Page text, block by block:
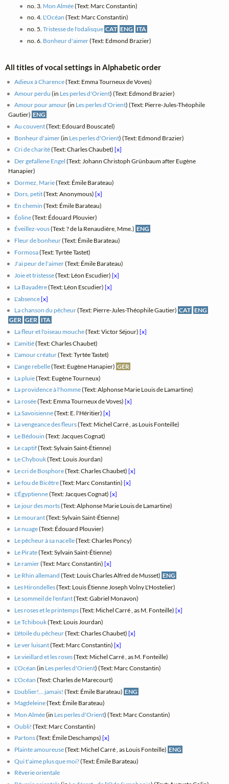
no. 3. Mon Almée(Text: Marc Constantin)
no. 4. L'Océan (Text: Marc Constantin)
no. 5. Tristesse de l'odalisque CAT ENG ITA
no. 6. Bonheur d'aimer(Text: Edmond Brazier)
All titles of vocal settings in Alphabetic order
Adieux à Charence(Text: Emma Tourneux de Voves)
Amour perdu (in Les perles d'Orient) (Text: Edmond Brazier)
Amour pour amour(in Les perles d'Orient) (Text: Pierre-Jules-Théophile
Gautier) ENG
Au couvent(Text: Edouard Bouscatel)
Bonheur d'aimer(in Les perles d'Orient) (Text: Edmond Brazier)
Cri de charité(Text: Charles Chaubet)[x]
Der gefallene Engel (Text: Johann Christoph Grünbaum after Eugène
Hanapier)
Dormez, Marie(Text: Émile Barateau)
Dors, petit(Text: Anonymous)[x]
En chemin (Text: Émile Barateau)
Éoline(Text: Édouard Plouvier)
Éveillez-vous(Text: ? de la Renaudière, Mme.) ENG
Fleur de bonheur(Text: Émile Barateau)
Formosa(Text: Tyrtée Tastet)
J'ai peur de l'aimer(Text: Émile Barateau)
Joie et tristesse(Text: Léon Escudier)[x]
La Bayadère(Text: Léon Escudier)[x]
L'absence[x]
La chanson du pêcheur(Text: Pierre-Jules-Théophile Gautier) CAT ENG
GER GER ITA
La fleur et l'oiseau mouche(Text: Victor Séjour)[x]
L'amitié(Text: Charles Chaubet)
L'amour créatur(Text: Tyrtée Tastet)
L'ange rebelle(Text: Eugène Hanapier) GER
La pluie(Text: Eugène Tourneux)
La providence à l'homme(Text: Alphonse Marie Louis de Lamartine)
La rosée(Text: Emma Tourneux de Voves)[x]
La Savoisienne(Text: E. l'Héritier)[x]
La vengeance des fleurs(Text: Michel Carré , as Louis Fonteille)
Le Bédouin (Text: Jacques Cognat)
Le captif(Text: Sylvain Saint-Étienne)
Le Chybouk(Text: Louis Jourdan)
Le cri de Bosphore(Text: Charles Chaubet)[x]
Le fou de Bicêtre(Text: Marc Constantin)[x]
L'Égyptienne(Text: Jacques Cognat)[x]
Le jour des morts(Text: Alphonse Marie Louis de Lamartine)
Le mourant(Text: Sylvain Saint-Étienne)
Le nuage(Text: Édouard Plouvier)
Le pêcheur à sa nacelle(Text: Charles Poncy)
Le Pirate(Text: Sylvain Saint-Étienne)
Le ramier(Text: Marc Constantin)[x]
Le Rhin allemand (Text: Louis Charles Alfred de Musset) ENG
Les Hirondelles(Text: Louis Étienne Joseph Volny L'Hostelier)
Le sommeil de l'enfant(Text: Gabriel Monavon)
Les roses et le printemps(Text: Michel Carré , as M. Fonteille)[x]
Le Tchibouk(Text: Louis Jourdan)
L'étoile du pêcheur(Text: Charles Chaubet)[x]
Le ver luisant(Text: Marc Constantin)[x]
Le vieillard et les roses(Text: Michel Carré , as M. Fonteille)
L'Océan (in Les perles d'Orient) (Text: Marc Constantin)
L'Océan (Text: Charles de Marecourt)
L'oublier!... jamais! (Text: Émile Barateau) ENG
Magdeleine(Text: Émile Barateau)
Mon Almée(in Les perles d'Orient) (Text: Marc Constantin)
Oubli! (Text: Marc Constantin)
Partons(Text: Émile Deschamps)[x]
Plainte amoureuse(Text: Michel Carré , as Louis Fonteille) ENG
Qui t'aime plus que moi?(Text: Émile Barateau)
Rêverie orientale